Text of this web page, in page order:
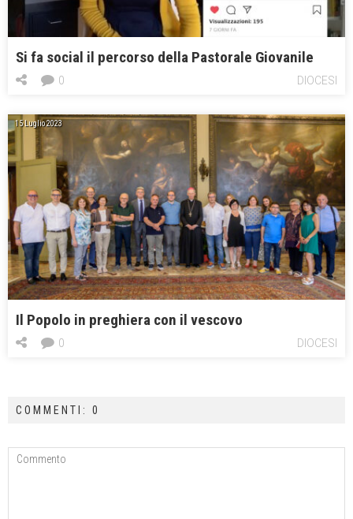
Si fa social il percorso della Pastorale Giovanile
DIOCESI
0
15 Luglio 2023
Il Popolo in preghiera con il vescovo
DIOCESI
0
COMMENTI: 0